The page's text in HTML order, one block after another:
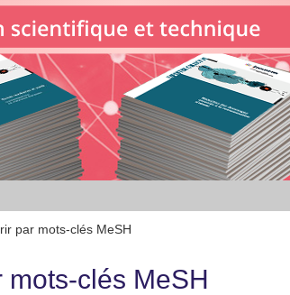
par mots-clés MeSH
mots-clés MeSH